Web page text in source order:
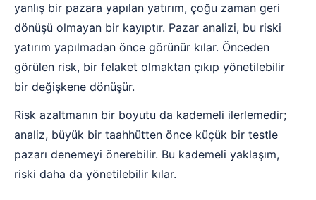
yanlış bir pazara yapılan yatırım, çoğu zaman geri
dönüşü olmayan bir kayıptır. Pazar analizi, bu riski
yatırım yapılmadan önce görünür kılar. Önceden
görülen risk, bir felaket olmaktan çıkıp yönetilebilir
bir değişkene dönüşür.
Risk azaltmanın bir boyutu da kademeli ilerlemedir;
analiz, büyük bir taahhütten önce küçük bir testle
pazarı denemeyi önerebilir. Bu kademeli yaklaşım,
riski daha da yönetilebilir kılar.